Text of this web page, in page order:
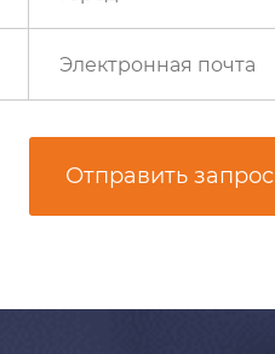
Отправить запрос